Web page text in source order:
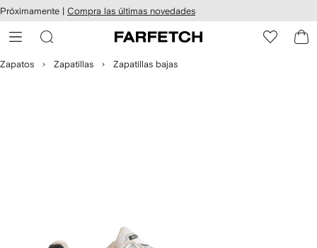
al
Próximamente | Compra las últimas novedades
Zapatos Zapatillas Zapatillas bajas